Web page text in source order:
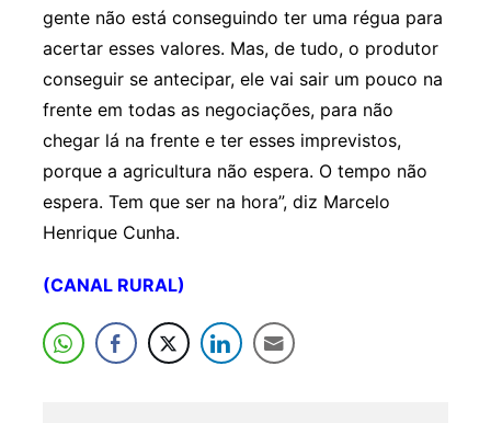
gente não está conseguindo ter uma régua para
acertar esses valores. Mas, de tudo, o produtor
conseguir se antecipar, ele vai sair um pouco na
frente em todas as negociações, para não
chegar lá na frente e ter esses imprevistos,
porque a agricultura não espera. O tempo não
espera. Tem que ser na hora”, diz Marcelo
Henrique Cunha.
(CANAL RURAL)